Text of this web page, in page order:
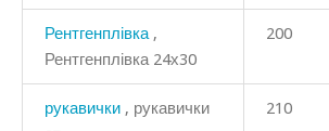
Рентгенплівка ,
Рентгенплівка 24х30
200
рукавички , рукавички
210